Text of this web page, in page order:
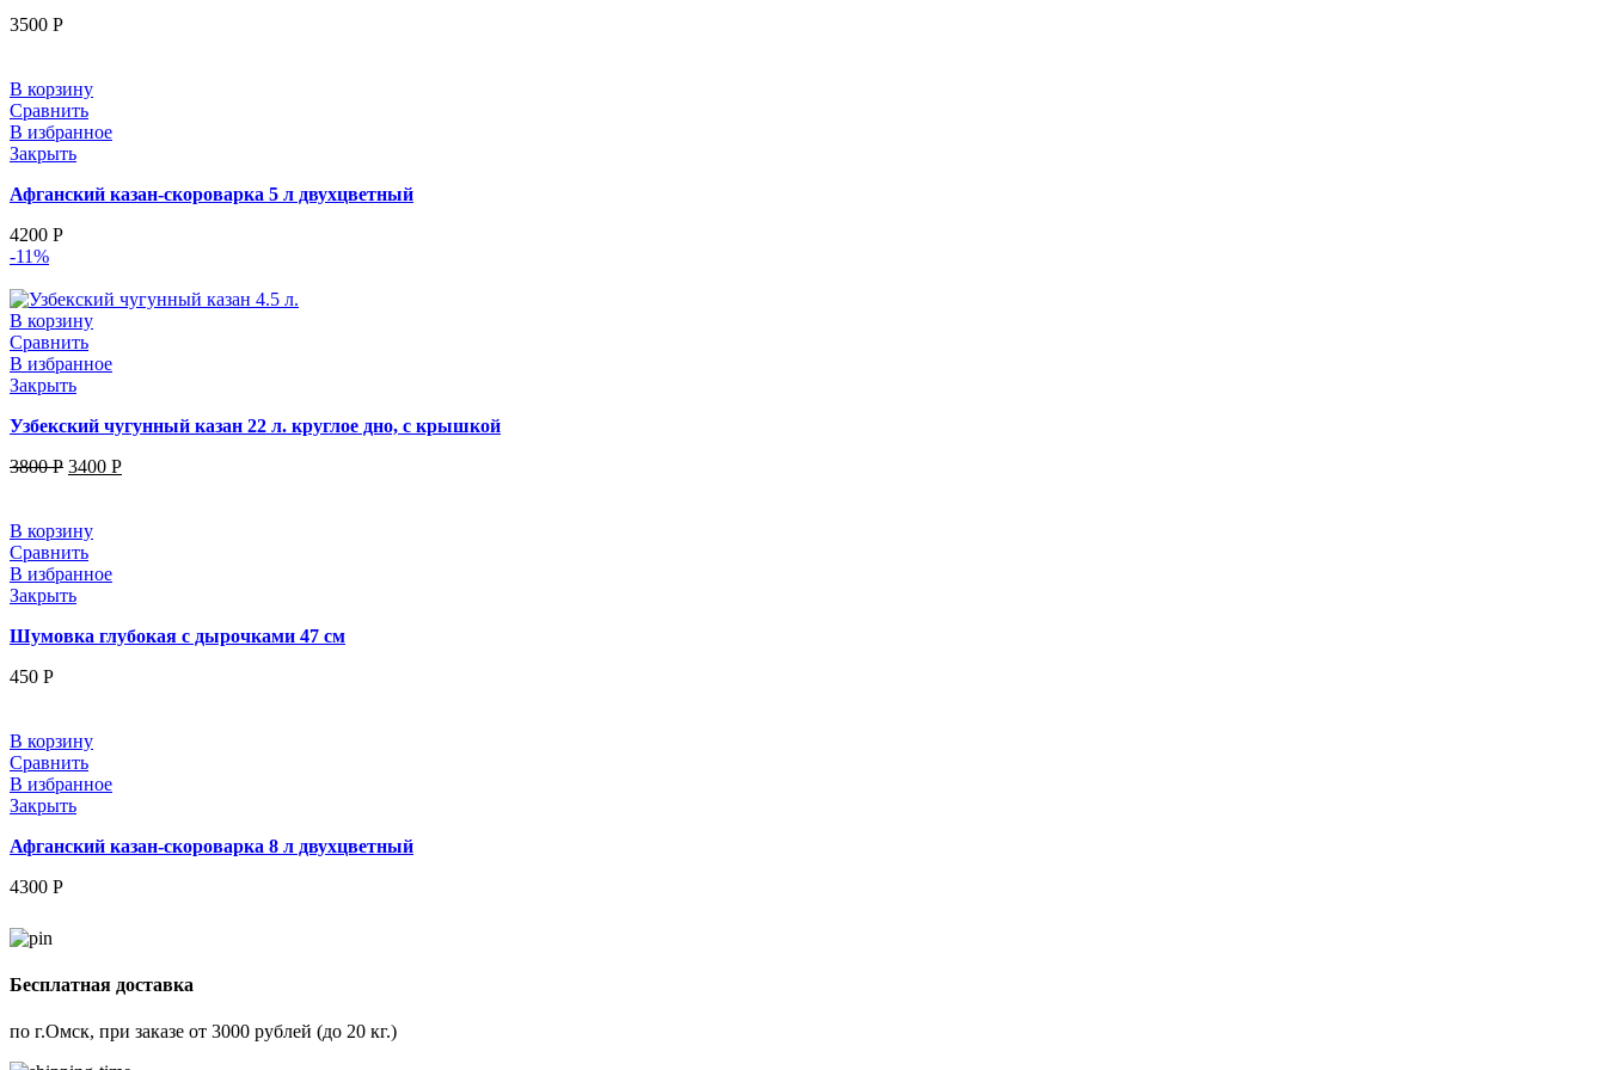
3500 Р
В корзину
Сравнить
В избранное
Закрыть
Афганский казан-скороварка 5 л двухцветный
4200 Р
-11%
В корзину
Сравнить
В избранное
Закрыть
Узбекский чугунный казан 22 л. круглое дно, с крышкой
3800Р 3400 Р
В корзину
Сравнить
В избранное
Закрыть
Шумовка глубокая с дырочками 47 см
450 Р
В корзину
Сравнить
В избранное
Закрыть
Афганский казан-скороварка 8 л двухцветный
4300 Р
Бесплатная доставка
по г.Омск, при заказе от 3000 рублей (до 20 кг.)